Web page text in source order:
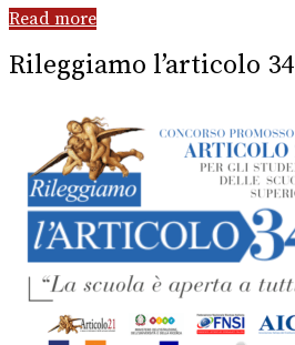
Read more
Rileggiamo l’articolo 34